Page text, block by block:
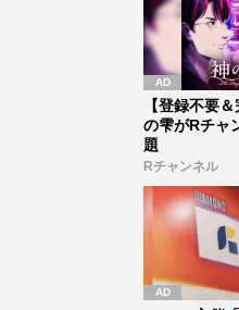
【登録不要
の雫がRチャ
題
Rチャンネル